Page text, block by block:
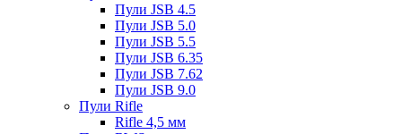
Пули JSB 4.5
Пули JSB 5.0
Пули JSB 5.5
Пули JSB 6.35
Пули JSB 7.62
Пули JSB 9.0
Пули Rifle
Rifle 4,5 мм